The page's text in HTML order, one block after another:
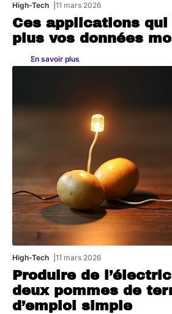
High-Tech 11 mars 2026
Ces applications
plus vos données
En savoir plus
High-Tech 11 mars 2026
Produire de
deux pommes de
d’emploi simple